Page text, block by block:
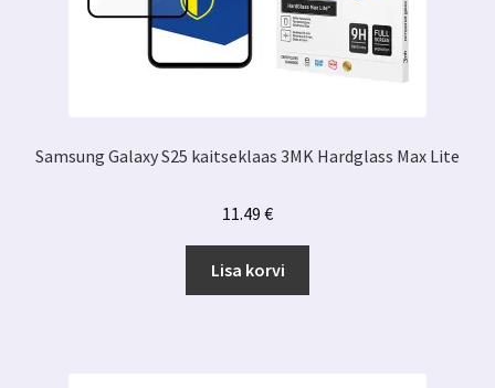
Samsung Galaxy S25 kaitseklaas 3MK Hardglass Max Lite
11.49 €
Lisa korvi